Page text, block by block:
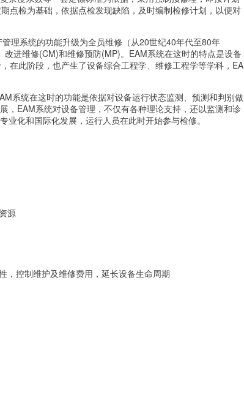
点检为基础，依据点检发现缺陷，及时编制检修计划，以便对
理系统的功能升级为全员维修（从20世纪40年代至80年
进维修(CM)和维修预防(MP)。EAM系统在这时的特点是设备
在此阶段，也产生了设备综合工程学、维修工程学等学科，EA
系统在这时的功能是依据对设备运行状态监测、预测和判别做
，EAM系统对设备管理，不仅有各种理论支持，还以监测和诊
化和国际化发展，运行人员在此时开始参与检修。
源
，控制维护及维修费用，延长设备生命周期